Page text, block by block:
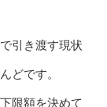
引き渡す現状
どです。
限額を決めて